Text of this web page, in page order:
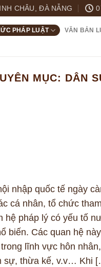
CHÂU, ĐÀ NẴNG
PHÁP LUẬT VĂN BẢN
MỤC: DÂN
nhập quốc tế ngày
cá nhân, tổ chức
hệ pháp lý có yếu tố
biến. Các quan hệ này
lĩnh vực hôn nhân,
sự, thừa kế, v.v… Khi